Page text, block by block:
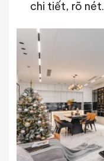
chi tiết, rõ nét.